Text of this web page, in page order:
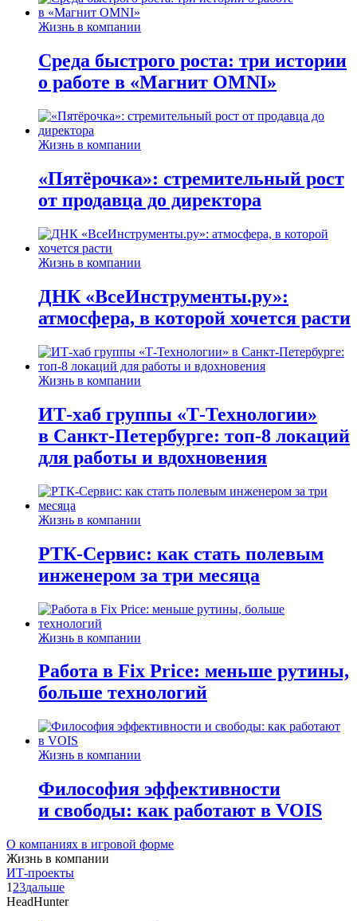
Жизнь в компании
Среда быстрого роста: три истории
о работе в «Магнит OMNI»
Жизнь в компании
«Пятёрочка»: стремительный рост
от продавца до директора
Жизнь в компании
ДНК «ВсеИнструменты.ру»:
атмосфера, в которой хочется расти
Жизнь в компании
ИТ-хаб группы «Т-Технологии»
в Санкт-Петербурге: топ-8 локаций
для работы и вдохновения
Жизнь в компании
РТК-Сервис: как стать полевым
инженером за три месяца
Жизнь в компании
Работа в Fix Price: меньше рутины,
больше технологий
Жизнь в компании
Философия эффективности
и свободы: как работают в VOIS
О компаниях в игровой форме
Жизнь в компании
ИТ-проекты
1 23дальше
HeadHunter